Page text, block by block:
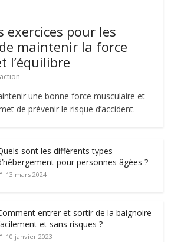
exercices pour les
maintenir la force
l’équilibre
une bonne force musculaire et
de prévenir le risque d’accident.
sont les différents types
pour personnes âgées ?
13 mars 2024
entrer et sortir de la baignoire
et sans risques ?
10 janvier 2023